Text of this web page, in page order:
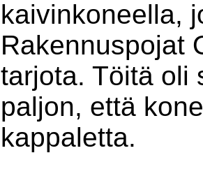
kaivinkoneella,
Rakennuspojat
tarjota. Töitä oli
paljon, että
kappaletta.